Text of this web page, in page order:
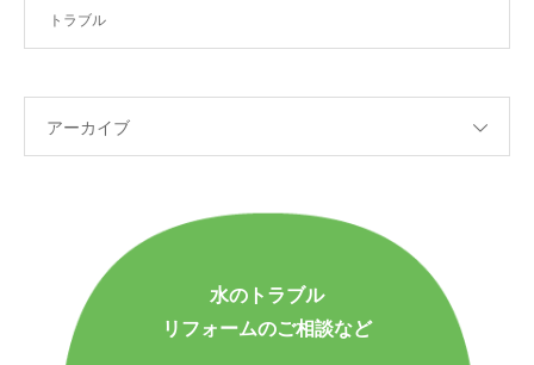
トラブル
アーカイブ
水のトラブル
リフォームのご相談など